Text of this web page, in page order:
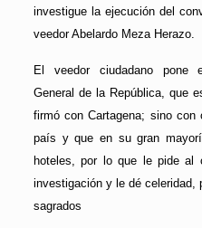
investigue la ejecución del
veedor Abelardo Meza Herazo.
El veedor ciudadano pone
General de la República, que
firmó con Cartagena; sino
país y que en su gran
hoteles, por lo que le pide al
investigación y le dé celeridad,
sagrados